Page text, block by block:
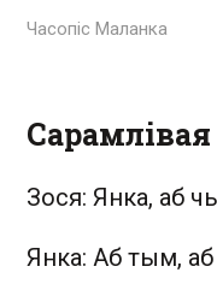
Часопіс Маланка
Сарамлівая
Зося: Янка, аб
Янка: Аб тым,